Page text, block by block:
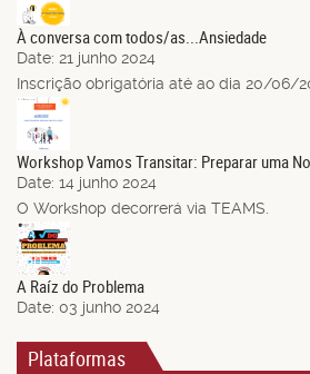
Jun.
À conversa com todos/as...Ansiedade
Date: 21 junho 2024
Inscrição obrigatória até ao dia 20/06/
Jun.
Workshop Vamos Transitar: Preparar uma
Date: 14 junho 2024
O Workshop decorrerá via TEAMS.
03
Jun.
A Raíz do Problema
Date: 03 junho 2024
Plataformas